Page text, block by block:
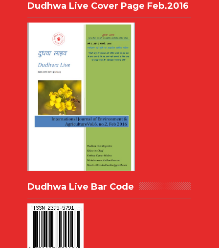
Dudhwa Live Cover Page Feb.2016
Dudhwa Live Bar Code